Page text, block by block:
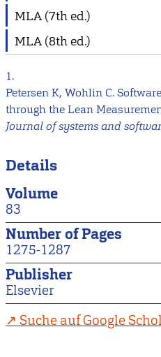
MLA (7th ed.)
MLA (8th ed.)
1.
Petersen K, Wohlin C.
through the Lean
Journal of systems and
Details
Volume
83
Number of Pages
1275-1287
Publisher
Elsevier
Suche auf Google